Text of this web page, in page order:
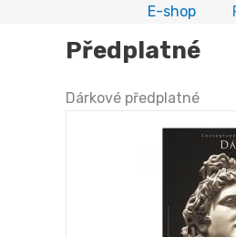
E-shop
Předplatné
Dárkové předplatné